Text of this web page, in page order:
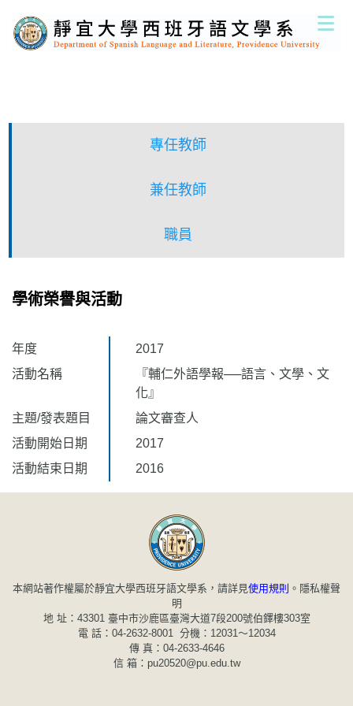
到
主
專任教師
兼任教師
職員
學術榮譽與活動
年度
2017
活動名稱
『輔仁外語學報──語言、文學、文
化』
主題/發表題目
論文審查人
活動開始日期
2017
活動結束日期
2016
本網站著作權屬於靜宜大學西班牙語文學系，請詳見使用規則 。 隱私權聲
明
地 址：43301 臺中市沙鹿區臺灣大道7段200號伯鐸樓303室
電 話：04-2632-8001 分機：12031～12034
傳 真：04-2633-4646
信 箱：pu20520@pu.edu.tw